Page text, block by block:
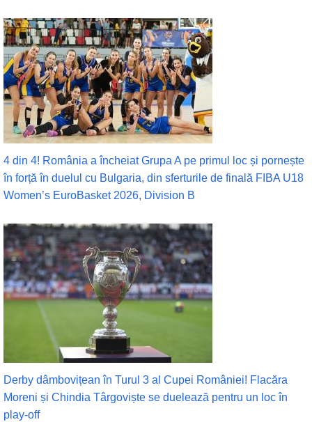
4 din 4! România a încheiat Grupa A pe primul loc și pornește
în forță în duelul cu Bulgaria, din sferturile de finală FIBA U18
Women’s EuroBasket 2026, Division B
Derby dâmbovițean în Turul 3 al Cupei României! Flacăra
Moreni și Chindia Târgoviște se duelează pentru un loc în
play-off